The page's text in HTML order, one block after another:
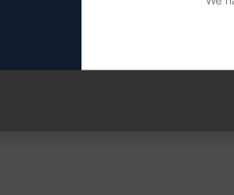
efficiënter
Script-toepassingen
en beheren van APPS Script-code
ontwikkelen van geavanceerde